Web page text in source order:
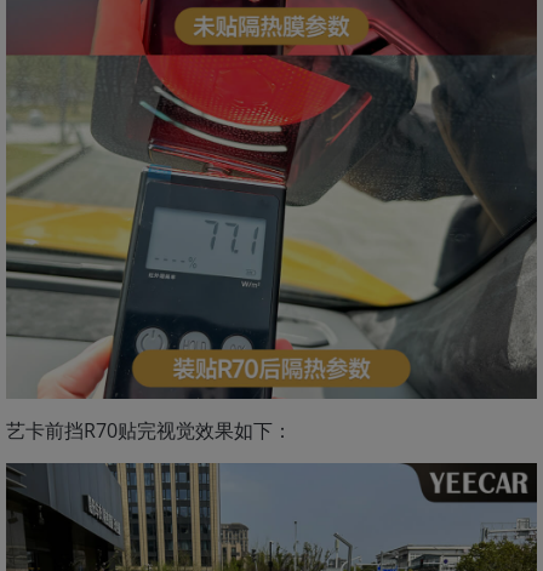
艺卡前挡R70贴完视觉效果如下：